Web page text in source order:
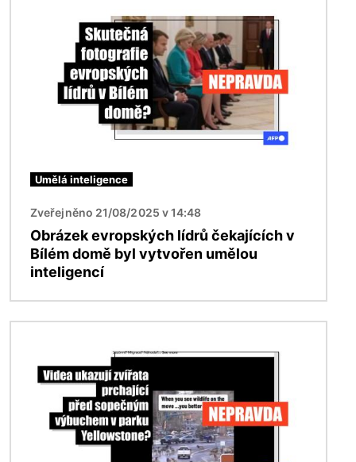
Umělá inteligence
Zveřejněno 21/08/2025 v 14:48
Obrázek evropských lídrů čekajících v
Bílém domě byl vytvořen umělou
inteligencí